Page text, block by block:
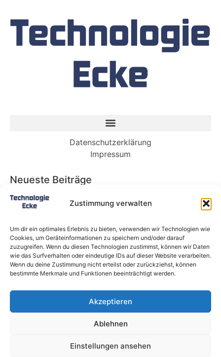
Zustimmung verwalten
Um dir ein optimales Erlebnis zu bieten, verwenden wir Technologien wie
Cookies, um Geräteinformationen zu speichern und/oder darauf
zuzugreifen. Wenn du diesen Technologien zustimmst, können wir Daten
wie das Surfverhalten oder eindeutige IDs auf dieser Website verarbeiten.
Wenn du deine Zustimmung nicht erteilst oder zurückziehst, können
bestimmte Merkmale und Funktionen beeinträchtigt werden.
Akzeptieren
Ablehnen
Einstellungen ansehen
Datenschutzerklärung
Impressum
Neueste Beiträge
Babybett 90×200: Die perfekte Lösung für
wachsende Kinder und kleine Räume
Deutschland endlich ein Recht auf Kühlung
braucht
Schneckentempo: Die langsamsten Autos der
Welt
Softwareentwicklungsteam: Das sind die
Alle Rechte vorbehalten @ Technologie-Ecke.de